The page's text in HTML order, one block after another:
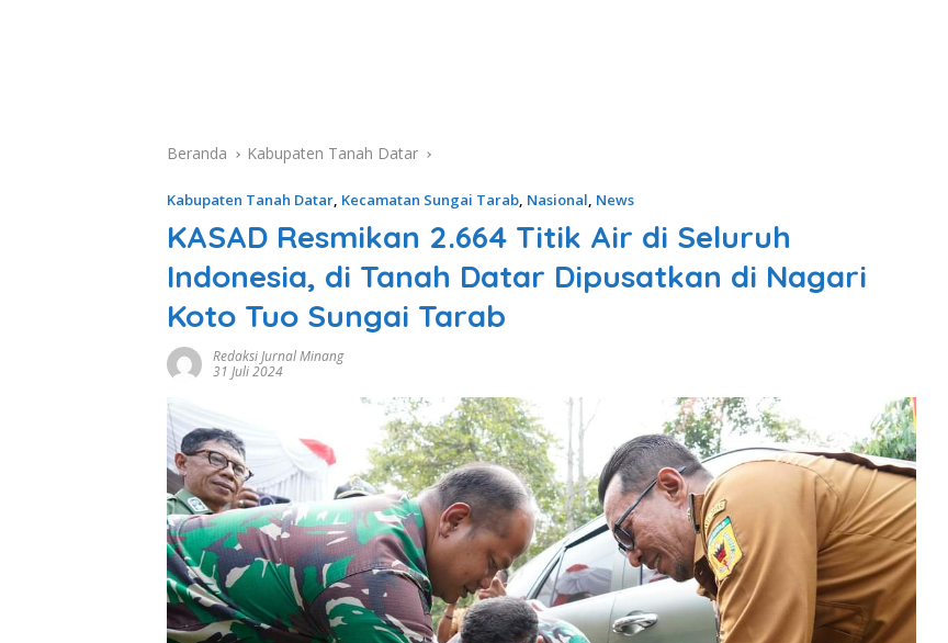
Beranda Kabupaten Tanah Datar
Kabupaten Tanah Datar, Kecamatan Sungai Tarab, Nasional, News
KASAD Resmikan 2.664 Titik Air di Seluruh
Indonesia, di Tanah Datar Dipusatkan di Nagari
Koto Tuo Sungai Tarab
Redaksi Jurnal Minang
31 Juli 2024